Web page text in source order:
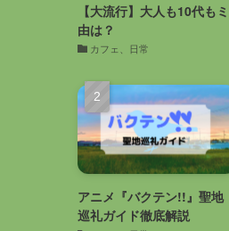
【大流行】大人も10代も
由は？
カフェ、日常
アニメ『バクテン!!』聖地
巡礼ガイド徹底解説